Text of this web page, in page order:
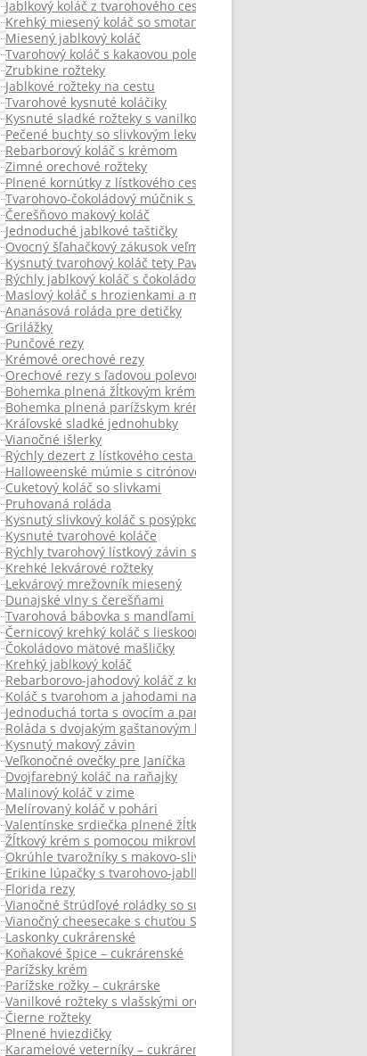
Jablkový koláč z tvarohového cesta – dokonalý
Krehký miesený koláč so smotanovou plnkou.
Miesený jablkový koláč
Tvarohový koláč s kakaovou polevou ganache
Zrubkine rožteky
Jablkové rožteky na cestu
Tvarohové kysnuté koláčiky
Kysnuté sladké rožteky s vanilkovým krémom
Pečené buchty so slivkovým lekvárom
Rebarborový koláč s krémom
Zimné orechové rožteky
Plnené kornútky z lístkového cesta
Tvarohovo-čokoládový múčnik s jahodami
Čerešňovo makový koláč
Jednoduché jablkové taštičky
Ovocný šľahačkový zákusok veľmi rýchly
Kysnutý tvarohový koláč tety Pavly – Loucký koláč
Rýchly jablkový koláč s čokoládovou polevou ganache
Maslový koláč s hrozienkami a mandľami na raňajky.
Ananásová roláda pre detičky
Grilážky
Punčové rezy
Krémové orechové rezy
Orechové rezy s ľadovou polevou – ľadovky
Bohemka plnená žĺtkovým krémom
Bohemka plnená parížskym krémom
Kráľovské sladké jednohubky
Vianočné išlerky
Rýchly dezert z lístkového cesta s ľahkou chuťou Piña colády
Halloweenské múmie s citrónovou chuťou
Cuketový koláč so slivkami
Pruhovaná roláda
Kysnutý slivkový koláč s posýpkou
Kysnuté tvarohové koláče
Rýchly tvarohový lístkový závin s ovocím
Krehké lekvárové rožteky
Lekvárový mrežovník miesený
Dunajské vlny s čerešňami
Tvarohová bábovka s mandľami a čerešnami s citrónovou
Černicový krehký koláč s lieskoorieškovým posypom
Čokoládovo mätové mašličky
Krehký jablkový koláč
Rebarborovo-jahodový koláč z krehkého nesladkeho cesta
Koláč s tvarohom a jahodami na sobotu
Jednoduchá torta s ovocím a parížskou šľahačkou
Roláda s dvojakým gaštanovým krémom
Kysnutý makový závin
Veľkonočné ovečky pre Janíčka
Dvojfarebný koláč na raňajky
Malinový koláč v zime
Melírovaný koláč v pohári
Valentínske srdiečka plnené žĺtkovým krémom
Žĺtkový krém s pomocou mikrovlnky
Okrúhle tvarožníky s makovo-slivkovou chuťou
Erikine lúpačky s tvarohovo-jablkovou plnkou od Niginy
Florida rezy
Vianočné štrúdľové roládky so sušenými slivkami
Vianočný cheesecake s chuťou Spekulatius
Laskonky cukrárenské
Koňakové špice – cukrárenské
Parížsky krém
Parížske rožky – cukrárske
Vanilkové rožteky s vlašskými orechami od Tamaminky.
Čierne rožteky
Plnené hviezdičky
Karamelové veterníky – cukrárenské